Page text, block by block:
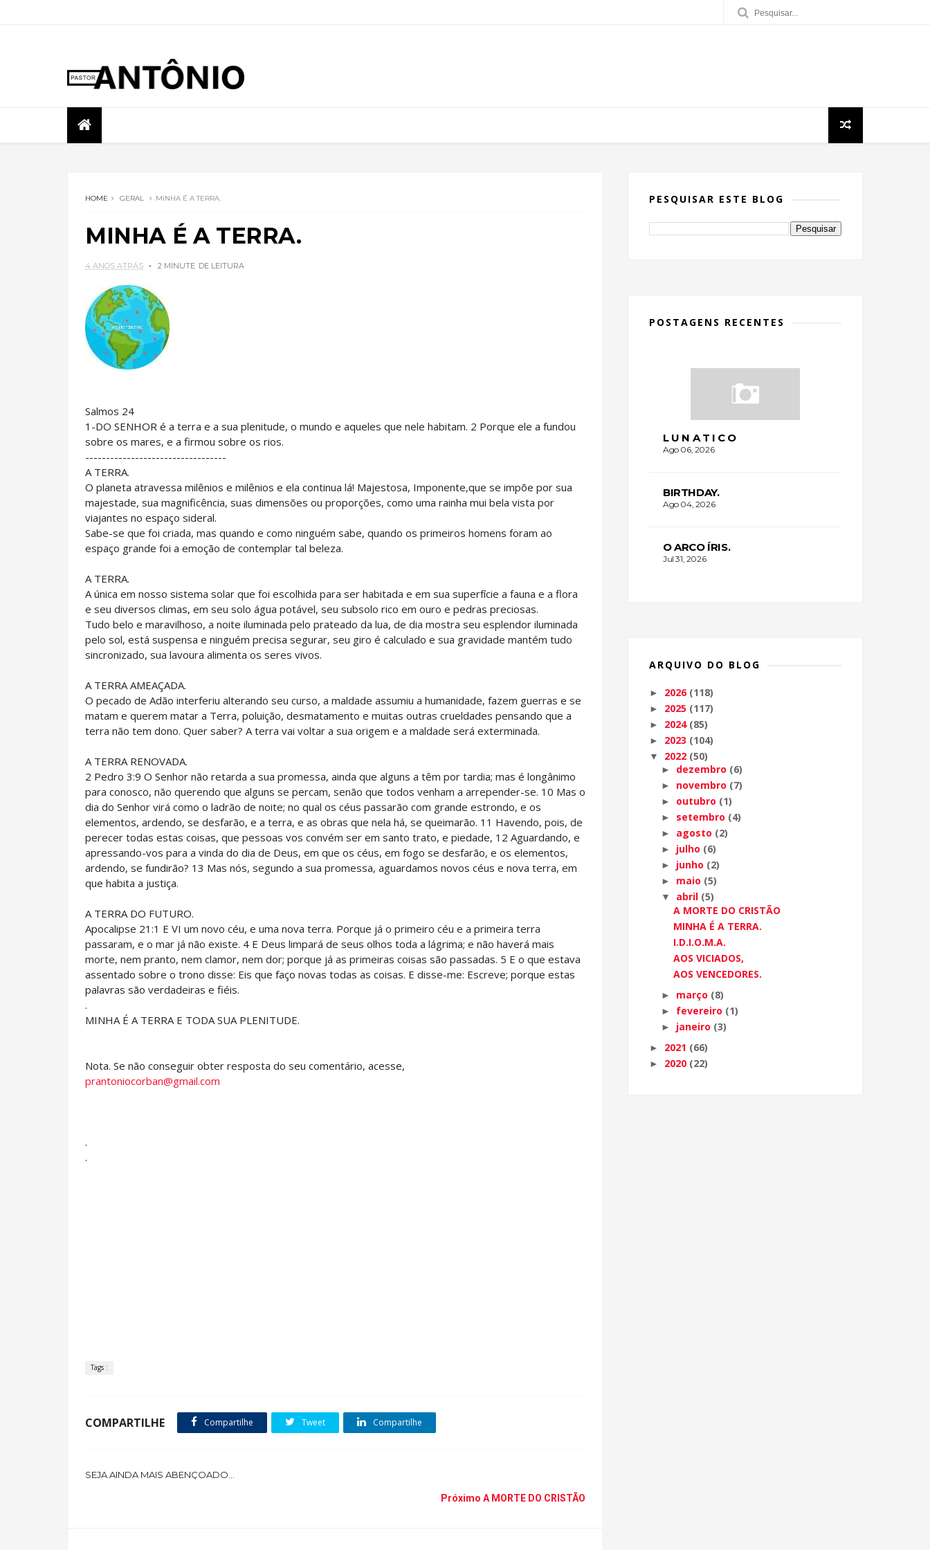
HOME GERAL MINHA É A TERRA.
MINHA É A TERRA.
4 ANOS ATRÁS 2 MINUTE DE LEITURA
Salmos 24
1-DO SENHOR é a terra e a sua plenitude, o mundo e aqueles que nele habitam. 2 Porque ele a fundou
sobre os mares, e a firmou sobre os rios.
----------------------------------
A TERRA.
O planeta atravessa milênios e milênios e ela continua lá! Majestosa, Imponente,que se impõe por sua
majestade, sua magnificência, suas dimensões ou proporções, como uma rainha mui bela vista por
viajantes no espaço sideral.
Sabe-se que foi criada, mas quando e como ninguém sabe, quando os primeiros homens foram ao
espaço grande foi a emoção de contemplar tal beleza.
A TERRA.
A única em nosso sistema solar que foi escolhida para ser habitada e em sua superfície a fauna e a flora
e seu diversos climas, em seu solo água potável, seu subsolo rico em ouro e pedras preciosas.
Tudo belo e maravilhoso, a noite iluminada pelo prateado da lua, de dia mostra seu esplendor iluminada
pelo sol, está suspensa e ninguém precisa segurar, seu giro é calculado e sua gravidade mantém tudo
sincronizado, sua lavoura alimenta os seres vivos.
A TERRA AMEAÇADA.
O pecado de Adão interferiu alterando seu curso, a maldade assumiu a humanidade, fazem guerras e se
matam e querem matar a Terra, poluição, desmatamento e muitas outras crueldades pensando que a
terra não tem dono. Quer saber? A terra vai voltar a sua origem e a maldade será exterminada.
A TERRA RENOVADA.
2 Pedro 3:9 O Senhor não retarda a sua promessa, ainda que alguns a têm por tardia; mas é longânimo
para conosco, não querendo que alguns se percam, senão que todos venham a arrepender-se. 10 Mas o
dia do Senhor virá como o ladrão de noite; no qual os céus passarão com grande estrondo, e os
elementos, ardendo, se desfarão, e a terra, e as obras que nela há, se queimarão. 11 Havendo, pois, de
perecer todas estas coisas, que pessoas vos convém ser em santo trato, e piedade, 12 Aguardando, e
apressando-vos para a vinda do dia de Deus, em que os céus, em fogo se desfarão, e os elementos,
ardendo, se fundirão? 13 Mas nós, segundo a sua promessa, aguardamos novos céus e nova terra, em
que habita a justiça.
A TERRA DO FUTURO.
Apocalipse 21:1 E VI um novo céu, e uma nova terra. Porque já o primeiro céu e a primeira terra
passaram, e o mar já não existe. 4 E Deus limpará de seus olhos toda a lágrima; e não haverá mais
morte, nem pranto, nem clamor, nem dor; porque já as primeiras coisas são passadas. 5 E o que estava
assentado sobre o trono disse: Eis que faço novas todas as coisas. E disse-me: Escreve; porque estas
palavras são verdadeiras e fiéis.
.
MINHA É A TERRA E TODA SUA PLENITUDE.
Nota. Se não conseguir obter resposta do seu comentário, acesse,
prantoniocorban@gmail.com
.
.
Tags :
COMPARTILHE Compartilhe Tweet Compartilhe
SEJA AINDA MAIS ABENÇOADO...
Próximo A MORTE DO CRISTÃO
PESQUISAR ESTE BLOG
POSTAGENS RECENTES
L U N A T I C O
Ago 06, 2026
BIRTHDAY.
Ago 04, 2026
O ARCO ÍRIS.
Jul 31, 2026
ARQUIVO DO BLOG
► 2026 (118)
► 2025 (117)
► 2024 (85)
► 2023 (104)
▼ 2022 (50)
► dezembro (6)
► novembro (7)
► outubro (1)
► setembro (4)
► agosto (2)
► julho (6)
► junho (2)
► maio (5)
▼ abril (5)
A MORTE DO CRISTÃO
MINHA É A TERRA.
I.D.I.O.M.A.
AOS VICIADOS,
AOS VENCEDORES.
► março (8)
► fevereiro (1)
► janeiro (3)
► 2021 (66)
► 2020 (22)